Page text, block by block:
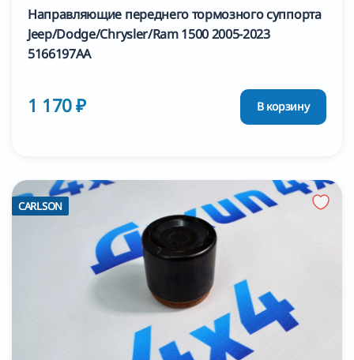
Направляющие переднего тормозного суппорта
Jeep/Dodge/Chrysler/Ram 1500 2005-2023
5166197AA
1 170 ₽ В корзину
CARLSON